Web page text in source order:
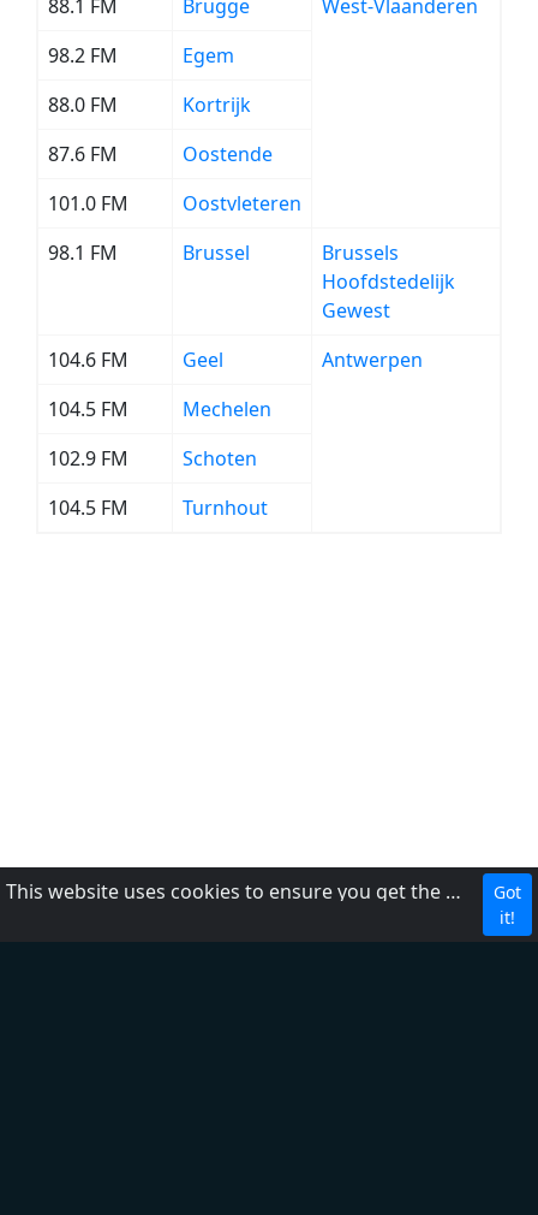
88.1 FM
Brugge
West-Vlaanderen
98.2 FM
Egem
88.0 FM
Kortrijk
87.6 FM
Oostende
101.0 FM
Oostvleteren
98.1 FM
Brussel
Brussels
Hoofdstedelijk
Gewest
104.6 FM
Geel
Antwerpen
104.5 FM
Mechelen
102.9 FM
Schoten
104.5 FM
Turnhout
This website uses cookies to ensure you get the best experience on our website.
Got
it!